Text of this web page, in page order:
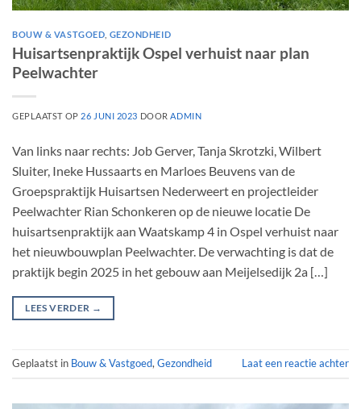
BOUW & VASTGOED GEZONDHEID
Huisartsenpraktijk Ospel verhuist naar plan
Peelwachter
GEPLAATST OP 26 JUNI 2023 DOORADMIN
Van links naar rechts: Job Gerver, Tanja Skrotzki, Wilbert
Sluiter, Ineke Hussaarts en Marloes Beuvens van de
Groepspraktijk Huisartsen Nederweert en projectleider
Peelwachter Rian Schonkeren op de nieuwe locatie De
huisartsenpraktijk aan Waatskamp 4 in Ospel verhuist naar
het nieuwbouwplan Peelwachter. De verwachting is dat de
praktijk begin 2025 in het gebouw aan Meijelsedijk 2a […]
LEES VERDER →
Geplaatst in Bouw & Vastgoed,Gezondheid Laat een reactie achter